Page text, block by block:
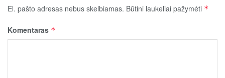
El. pašto adresas nebus skelbiamas. Būtini laukeliai pažymėti *
Komentaras *